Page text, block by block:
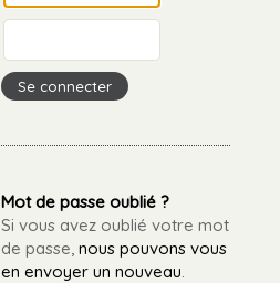
Mot de passe oublié ?
Si vous avez oublié votre mot
de passe,nous pouvons vous
en envoyer un nouveau.